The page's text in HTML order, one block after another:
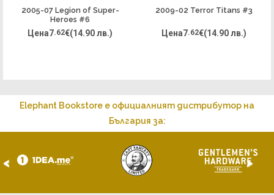
2005-07 Legion of Super-
Heroes #6
Цена7.62€(14.90 лв.)
2009-02 Terror Titans #3
Цена7.62€(14.90 лв.)
Elephant Bookstore е официалният дистрибутор на
България за:
< >